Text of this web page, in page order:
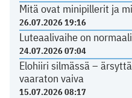
Mitä ovat minipillerit ja
26.07.2026 19:16
Luteaalivaihe on
24.07.2026 07:04
Elohiiri silmässä –
vaaraton vaiva
15.07.2026 08:17